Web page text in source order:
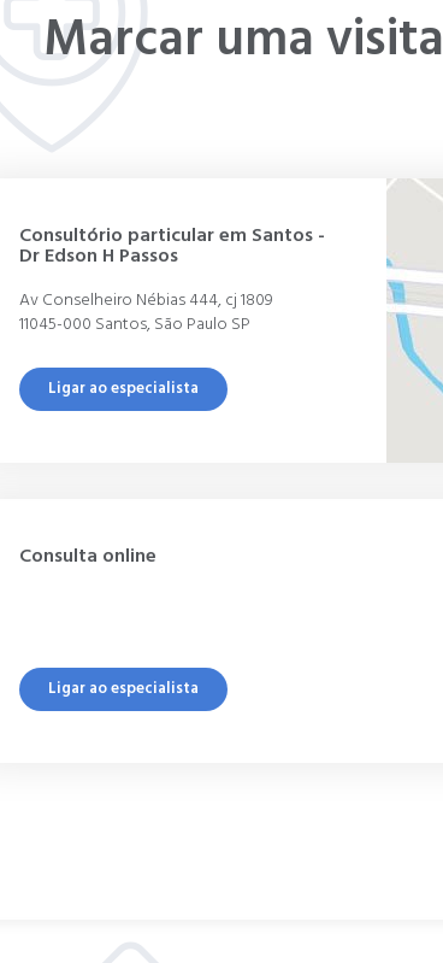
Marcar uma visita
Consultório particular em Santos -
Dr Edson H Passos
Av Conselheiro Nébias 444, cj 1809
11045-000 Santos, São Paulo SP
Ligar ao especialista
Consulta online
Ligar ao especialista